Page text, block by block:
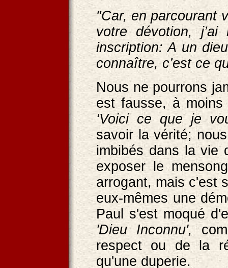
"Car, en parcourant
votre dévotion,
inscription: A un
connaître, c’est ce
Nous ne pourrons
est fausse, à
‘Voici ce que je
savoir la vérité;
imbibés dans la vie
exposer le
arrogant, mais c'est
eux-mêmes une
Paul s'est moqué
'Dieu Inconnu',
respect ou de la
qu'une duperie.